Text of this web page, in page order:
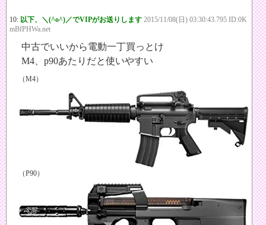
10: 以下、＼(^o^)／でVIPがお送りします 2015/11/08(日) 03:30:43.795 ID:0K
mBfPHWa.net
中古でいいから電動一丁買っとけ
M4、p90あたりだと使いやすい
（M4）
（P90）